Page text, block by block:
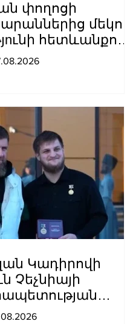
փողոցի
մեկում
հետևանքով
տղամարդը
Կադիրովի
Չեչնիայի
կոչում են